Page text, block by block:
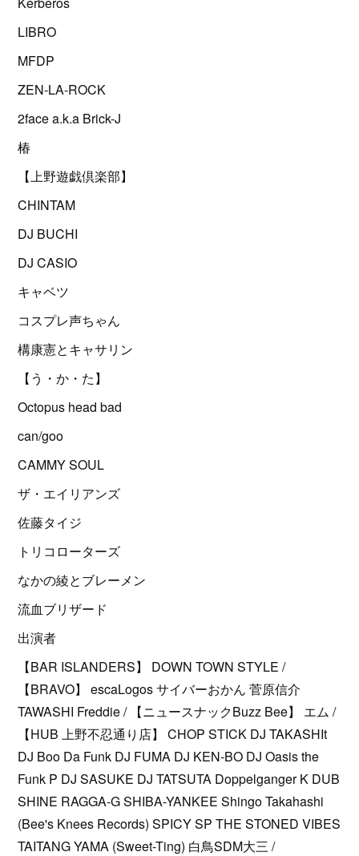
LIBRO
MFDP
ZEN-LA-ROCK
2face a.k.a Brick-J
椿
【上野遊戯倶楽部】
CHINTAM
DJ BUCHI
DJ CASIO
キャベツ
コスプレ声ちゃん
構康憲とキャサリン
【う・か・た】
Octopus head bad
can/goo
CAMMY SOUL
ザ・エイリアンズ
佐藤タイジ
トリコローターズ
なかの綾とブレーメン
流血ブリザード
出演者
【BAR ISLANDERS】 DOWN TOWN STYLE /
【BRAVO】 escaLogos サイバーおかん 菅原信介
TAWASHI Freddie / 【ニュースナックBuzz Bee】 エム /
【HUB 上野不忍通り店】 CHOP STICK DJ TAKASHIt
DJ Boo Da Funk DJ FUMA DJ KEN-BO DJ Oasis the
Funk P DJ SASUKE DJ TATSUTA Doppelganger K DUB
SHINE RAGGA-G SHIBA-YANKEE Shingo Takahashi
(Bee's Knees Records) SPICY SP THE STONED VIBES
TAITANG YAMA (Sweet-Ting) 白鳥SDM大三 /